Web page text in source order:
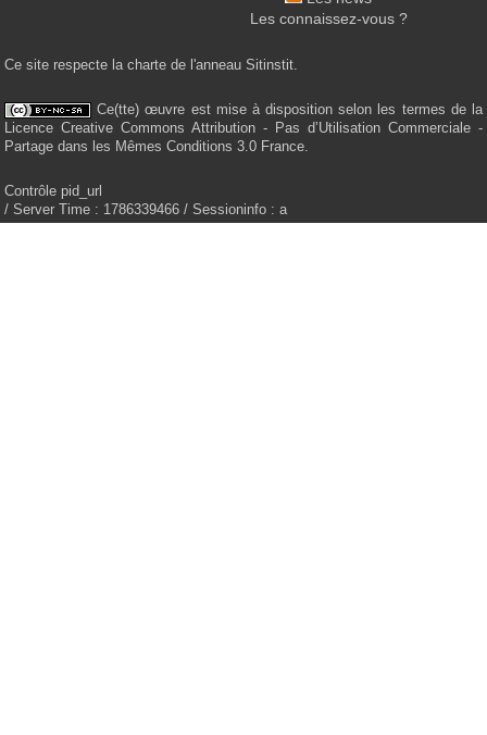
Les connaissez-vous ?
Ce site respecte la charte de l'anneau Sitinstit.
Ce(tte) œuvre est mise à disposition selon les termes de la
Licence Creative Commons Attribution - Pas d’Utilisation Commerciale -
Partage dans les Mêmes Conditions 3.0 France.
Contrôle pid_url
/ Server Time : 1786339466 / Sessioninfo : a